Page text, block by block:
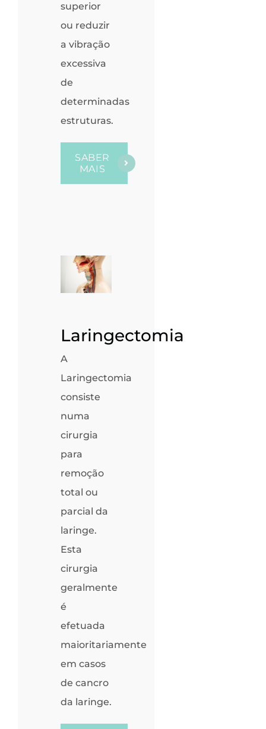
superior
ou reduzir
a vibração
excessiva
de
determinadas
estruturas.
SABER
MAIS
Laringectomia
A
Laringectomia
consiste
numa
cirurgia
para
remoção
total ou
parcial da
laringe.
Esta
cirurgia
geralmente
é
efetuada
maioritariamente
em casos
de cancro
da laringe.